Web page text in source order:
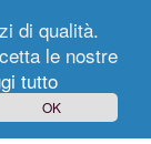
di qualità.
le nostre
tutto
OK